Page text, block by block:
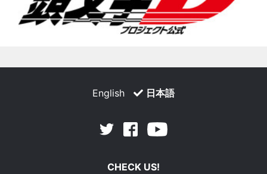
English 日本語
Twitter Facebook
CHECK US!